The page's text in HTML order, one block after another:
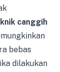
canggih
bebas
dilakukan